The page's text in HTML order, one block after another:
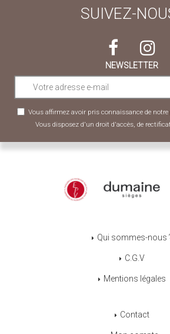
SUIVEZ-
NEWSLETTER
Vous affirmez avoir pris connaissance de notre
Vous disposez d'un droit d'accès, de
Qui sommes-nous
C.G.V
Mentions légales
Contact